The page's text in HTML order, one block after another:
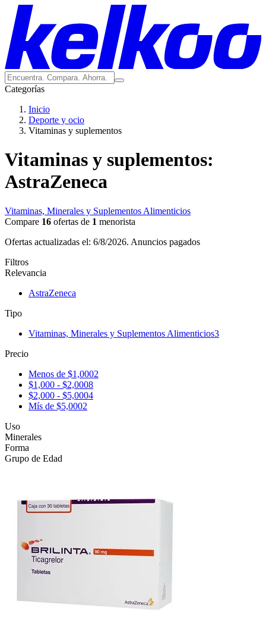
Categorías
Inicio
Deporte y ocio
Vitaminas y suplementos
Vitaminas y suplementos:
AstraZeneca
Vitaminas, Minerales y Suplementos Alimenticios
Compare 16 ofertas de 1 menorista
Ofertas actualizadas el: 6/8/2026. Anuncios pagados
Filtros
Relevancia
AstraZeneca
Tipo
Vitaminas, Minerales y Suplementos Alimenticios3
Precio
Menos de $1,0002
$1,000 - $2,0008
$2,000 - $5,0004
Mís de $5,0002
Uso
Minerales
Forma
Grupo de Edad